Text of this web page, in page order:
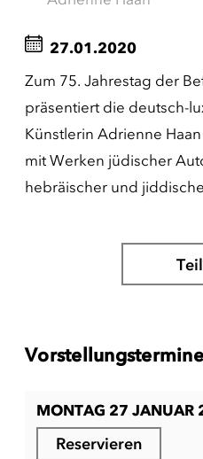
27.01.2020
Zum 75. Jahrestag der
präsentiert die deutsch-
Künstlerin Adrienne
mit Werken jüdischer
hebräischer und
Vorstellungstermine
MONTAG 27 JANUAR
Reservieren